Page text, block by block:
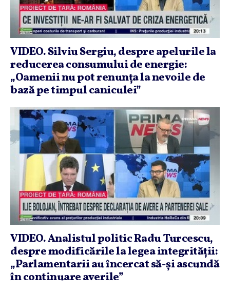
VIDEO. Silviu Sergiu, despre apelurile la
reducerea consumului de energie:
„Oamenii nu pot renunţa la nevoile de
bază pe timpul caniculei”
VIDEO. Analistul politic Radu Turcescu,
despre modificările la legea integrităţii:
„Parlamentarii au încercat să-şi ascundă
în continuare averile”